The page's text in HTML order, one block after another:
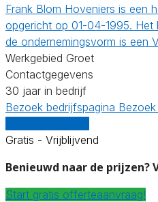
Frank Blom Hoveniers is een
opgericht op 01-04-1995. Het
de ondernemingsvorm is een
Werkgebied Groet
Contactgegevens
30 jaar in bedrijf
Bezoek bedrijfspagina
Gratis - Vrijblijvend
Benieuwd naar de prijzen?
Start gratis offerteaanvraag!